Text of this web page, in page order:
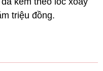
triệu đồng.